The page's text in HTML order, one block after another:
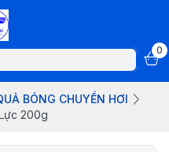
0
BÓNG CHUYỀN HƠI
200g